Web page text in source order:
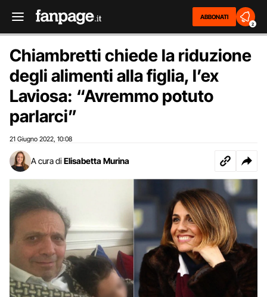
ABBONATI
2
Chiambretti chiede la riduzione
degli alimenti alla figlia, l’ex
Laviosa: “Avremmo potuto
parlarci”
21 Giugno 2022 10:08
A cura di Elisabetta Murina